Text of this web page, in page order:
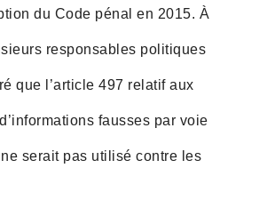
du Code pénal en 2015. À
responsables politiques
que l’article 497 relatif aux
fausses par voie
serait pas utilisé contre les